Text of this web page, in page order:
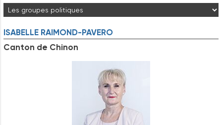
ISABELLE RAIMOND-PAVERO
Canton de Chinon